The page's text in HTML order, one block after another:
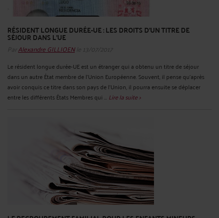
RÉSIDENT LONGUE DURÉE-UE : LES DROITS D’UN TITRE DE
SÉJOUR DANS L’UE
ParAlexandre GILLIOENle 13/07/2017
Le résident longue durée-UE est un étranger qui a obtenu un titre de séjour
dans un autre État membre de l’Union Européenne. Souvent, il pense qu’après
avoir conquis ce titre dans son pays de l’Union, il pourra ensuite se déplacer
entre les différents États Membres qui ... Lire la suite >